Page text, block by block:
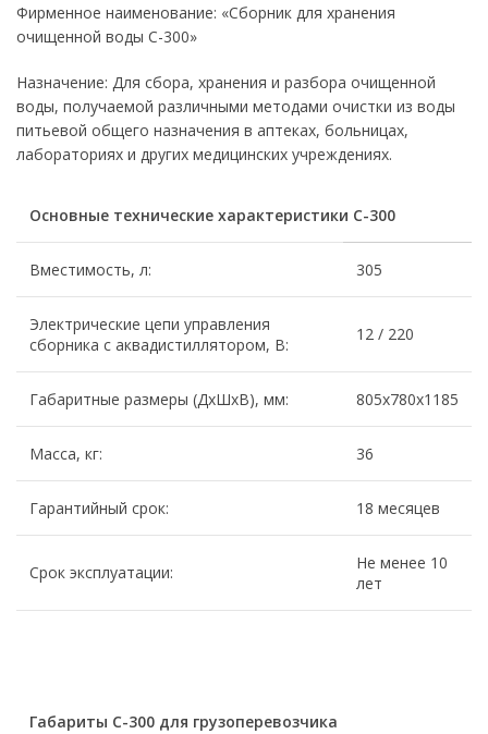
Фирменное наименование: «Сборник для хранения
очищенной воды С-300»
Назначение: Для сбора, хранения и разбора очищенной
воды, получаемой различными методами очистки из воды
питьевой общего назначения в аптеках, больницах,
лабораториях и других медицинских учреждениях.
Основные технические характеристики С-300
Вместимость, л: 305
Электрические цепи управления
сборника с аквадистиллятором, В:
12 / 220
Габаритные размеры (ДхШхВ), мм: 805х780х1185
Масса, кг: 36
Гарантийный срок: 18 месяцев
Срок эксплуатации:
Не менее 10
лет
Габариты С-300 для грузоперевозчика